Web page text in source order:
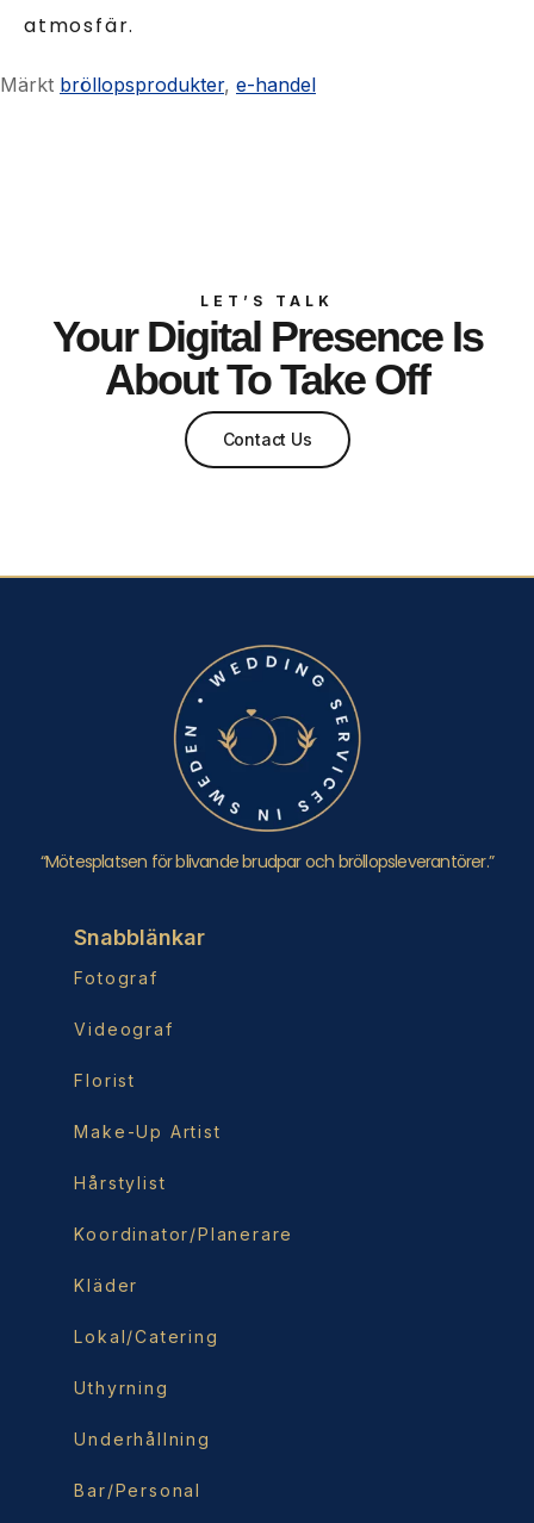
atmosfär.
Märkt bröllopsprodukter, e-handel
LET’S TALK
Your Digital Presence Is
About To Take Off
Contact Us
“Mötesplatsen för blivande brudpar och bröllopsleverantörer.”
Snabblänkar
Fotograf
Videograf
Florist
Make-Up Artist
Hårstylist
Koordinator/Planerare
Kläder
Lokal/Catering
Uthyrning
Underhållning
Bar/Personal